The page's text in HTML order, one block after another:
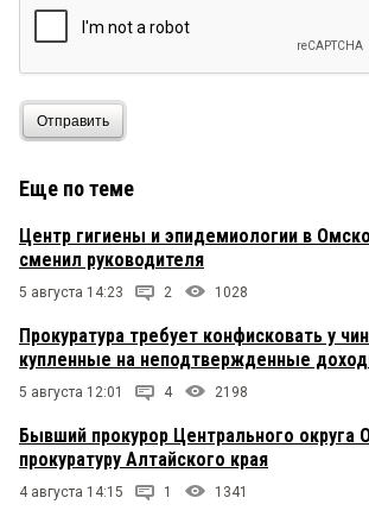
Отправить
Еще по теме
Центр гигиены и эпидемиологии в
сменил руководителя
5 августа 14:23 2 1028
Прокуратура требует конфисковать у
купленные на неподтвержденные
5 августа 12:01 4 2198
Бывший прокурор Центрального округа
прокуратуру Алтайского края
4 августа 14:15 1 1341